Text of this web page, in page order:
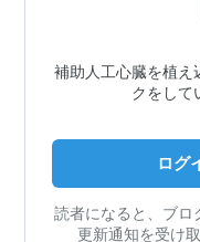
補助人工心臓を植え
クをして
ログ
読者になると、ブロ
更新通知を受け